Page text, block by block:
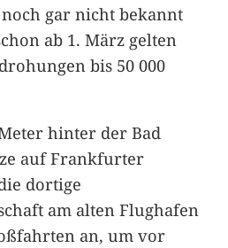
gar nicht bekannt
ab 1. März gelten
bis 50 000
hinter der Bad
auf Frankfurter
dortige
am alten Flughafen
an, um vor